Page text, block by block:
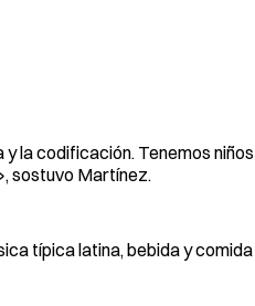
la codificación. Tenemos
sostuvo Martínez.
típica latina, bebida y